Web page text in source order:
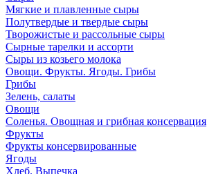
Мягкие и плавленные сыры
Полутвердые и твердые сыры
Творожистые и рассольные сыры
Сырные тарелки и ассорти
Сыры из козьего молока
Овощи. Фрукты. Ягоды. Грибы
Грибы
Зелень, салаты
Овощи
Соленья. Овощная и грибная консервация
Фрукты
Фрукты консервированные
Ягоды
Хлеб. Выпечка